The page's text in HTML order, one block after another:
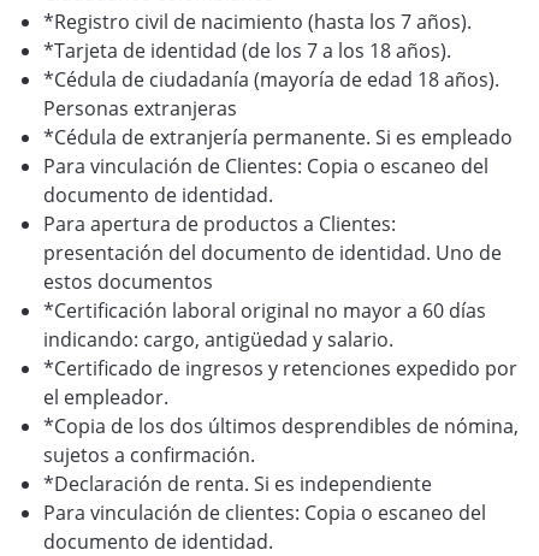
VER BLOG
*Registro civil de nacimiento (hasta los 7 años).
*Tarjeta de identidad (de los 7 a los 18 años).
*Cédula de ciudadanía (mayoría de edad 18 años).
Personas extranjeras
*Cédula de extranjería permanente. Si es empleado
Para vinculación de Clientes: Copia o escaneo del
documento de identidad.
Para apertura de productos a Clientes:
presentación del documento de identidad. Uno de
estos documentos
*Certificación laboral original no mayor a 60 días
indicando: cargo, antigüedad y salario.
*Certificado de ingresos y retenciones expedido por
el empleador.
*Copia de los dos últimos desprendibles de nómina,
sujetos a confirmación.
*Declaración de renta. Si es independiente
Para vinculación de clientes: Copia o escaneo del
documento de identidad.